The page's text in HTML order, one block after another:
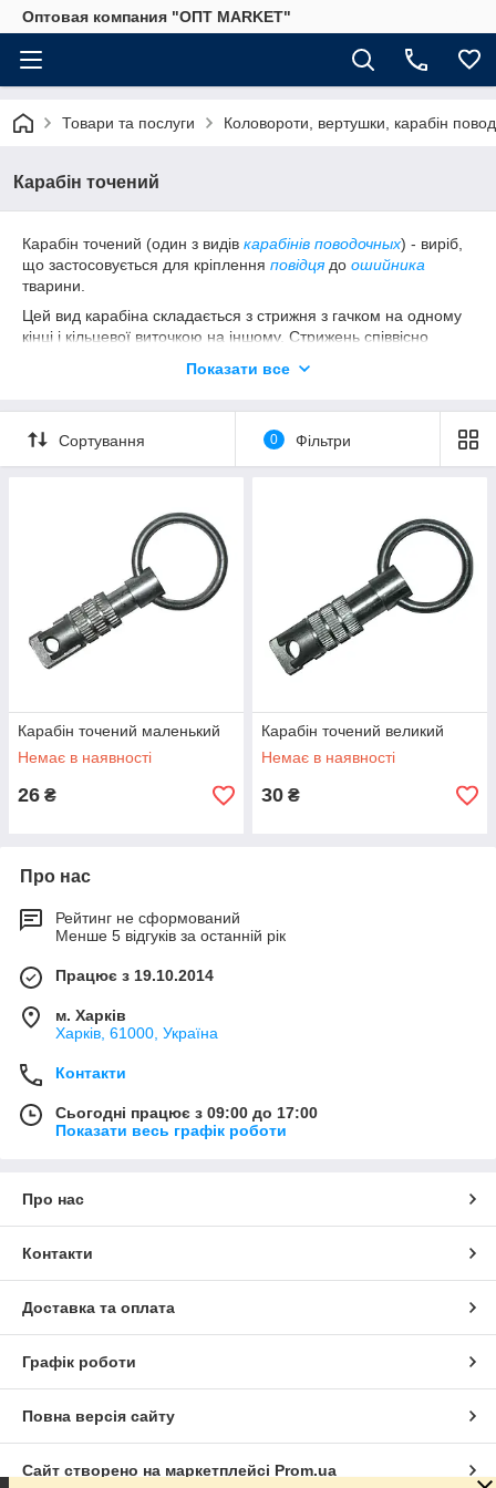
Оптовая компания "ОПТ MARKET"
Товари та послуги Коловороти, вертушки, карабін
Карабін точений
Карабін точений (один з видів карабінів поводочных) - виріб,
що застосовується для кріплення повідцядо ошийника
тварини.
Цей вид карабіна складається з стрижня з гачком на одному
кінці і кільцевої виточкою на іншому. Стрижень співвісно
трубчастим корпусом. Всередині корпусу розташована
упору, виконаного у вигляді буртика і шайби.
Точёный карабин имеет очень хороший запас прочности
пользуется большим спросом у людей, которые ведут
домашнее хозяйство. Карабин с вертлюгом крепиться к
или полипропиленовой
ленте с одной стороны
ошейнику КРСс другой.
У нас в наличии имеются
карабин точёный оптомв двух
размерах
Показати все
Сортування 0 Фільтри
Карабін точений маленький
Немає в наявності
26 ₴
Карабін точений великий
Немає в наявності
30 ₴
Про нас
Рейтинг не сформований
Менше 5 відгуків за останній рік
Працює з 19.10.2014
м. Харків
Харків, 61000, Україна
Контакти
Сьогодні працює з 09:00 до 17:00
Показати весь графік роботи
Про нас
Контакти
Доставка та оплата
Графік роботи
Повна версія сайту
Сайт створено на маркетплейсі Prom.ua